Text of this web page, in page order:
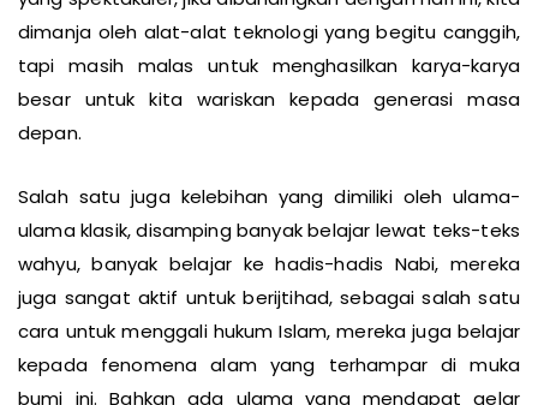
yang spektakuler, jika dibandingkan dengan hari ini, kita
dimanja oleh alat-alat teknologi yang begitu canggih,
tapi masih malas untuk menghasilkan karya-karya
besar untuk kita wariskan kepada generasi masa
Salah satu juga kelebihan yang dimiliki oleh ulama-
ulama klasik, disamping banyak belajar lewat teks-teks
wahyu, banyak belajar ke hadis-hadis Nabi, mereka
juga sangat aktif untuk berijtihad, sebagai salah satu
cara untuk menggali hukum Islam, mereka juga belajar
kepada fenomena alam yang terhampar di muka